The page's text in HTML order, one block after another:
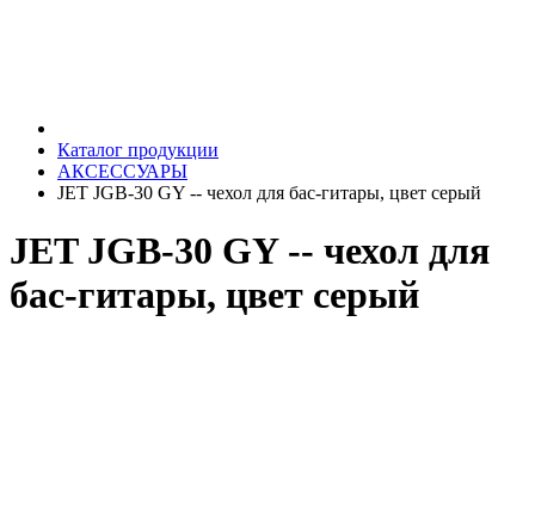
Каталог продукции
АКСЕССУАРЫ
JET JGB-30 GY -- чехол для бас-гитары, цвет серый
JET JGB-30 GY -- чехол для
бас-гитары, цвет серый